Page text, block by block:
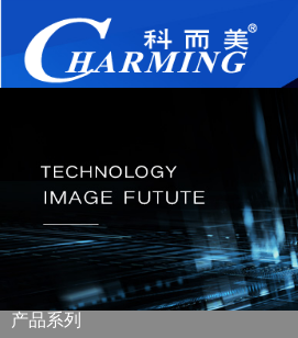
产品系列